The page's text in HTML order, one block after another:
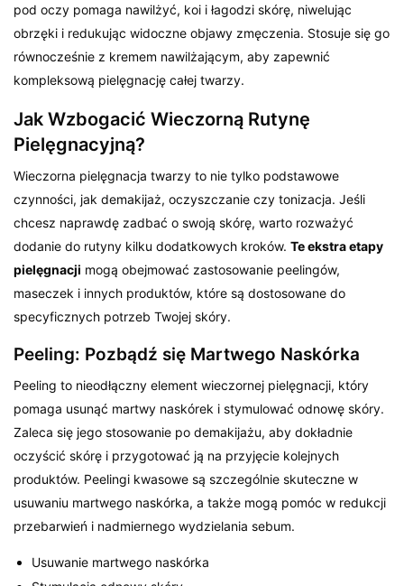
pod oczy pomaga nawilżyć, koi i łagodzi skórę, niwelując
obrzęki i redukując widoczne objawy zmęczenia. Stosuje się go
równocześnie z kremem nawilżającym, aby zapewnić
kompleksową pielęgnację całej twarzy.
Jak Wzbogacić Wieczorną Rutynę
Pielęgnacyjną?
Wieczorna pielęgnacja twarzy to nie tylko podstawowe
czynności, jak demakijaż, oczyszczanie czy tonizacja. Jeśli
chcesz naprawdę zadbać o swoją skórę, warto rozważyć
dodanie do rutyny kilku dodatkowych kroków.Te ekstra etapy
pielęgnacji mogą obejmować zastosowanie peelingów,
maseczek i innych produktów, które są dostosowane do
specyficznych potrzeb Twojej skóry.
Peeling: Pozbądź się Martwego Naskórka
Peeling to nieodłączny element wieczornej pielęgnacji, który
pomaga usunąć martwy naskórek i stymulować odnowę skóry.
Zaleca się jego stosowanie po demakijażu, aby dokładnie
oczyścić skórę i przygotować ją na przyjęcie kolejnych
produktów. Peelingi kwasowe są szczególnie skuteczne w
usuwaniu martwego naskórka, a także mogą pomóc w redukcji
przebarwień i nadmiernego wydzielania sebum.
Usuwanie martwego naskórka